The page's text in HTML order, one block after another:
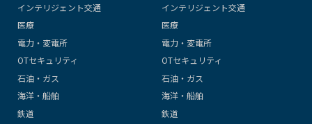
インテリジェント交通
医療
電力・変電所
OTセキュリティ
石油・ガス
海洋・船舶
鉄道
インテリジェント交通
医療
電力・変電所
OTセキュリティ
石油・ガス
海洋・船舶
鉄道